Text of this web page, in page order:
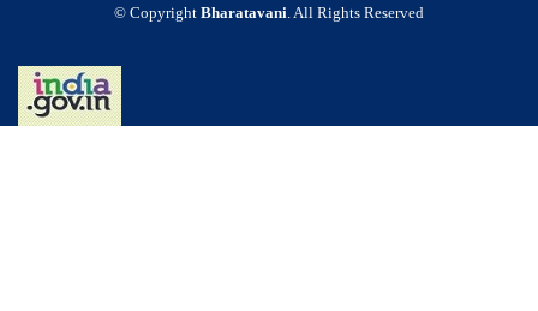
© Copyright Bharatavani. All Rights Reserved